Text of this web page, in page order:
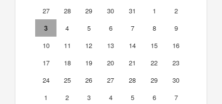
27
28 29 30 31 1
2
3
4 5 6 7 8
9
10
11 12 13 14 15
16
17
18 19 20 21 22
23
24
25 26 27 28 29
30
1
2 3 4 5 6 7